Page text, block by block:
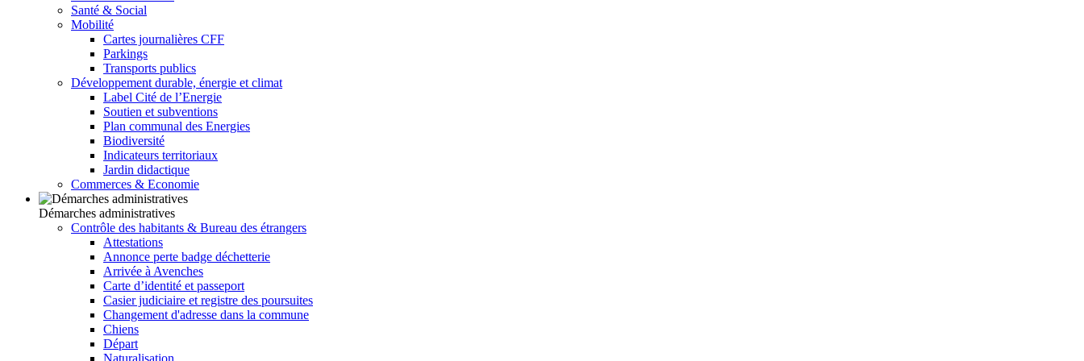
Santé & Social
Mobilité
Cartes journalières CFF
Parkings
Transports publics
Développement durable, énergie et climat
Label Cité de l’Energie
Soutien et subventions
Plan communal des Energies
Biodiversité
Indicateurs territoriaux
Jardin didactique
Commerces & Economie
Démarches administratives
Contrôle des habitants & Bureau des étrangers
Attestations
Annonce perte badge déchetterie
Arrivée à Avenches
Carte d’identité et passeport
Casier judiciaire et registre des poursuites
Changement d'adresse dans la commune
Chiens
Départ
Naturalisation